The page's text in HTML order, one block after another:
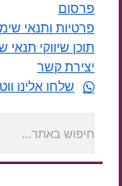
פרסום
פרטיות ותנאי
תוכן שיווקי תנאי
יצירת קשר
שלחו אלינו